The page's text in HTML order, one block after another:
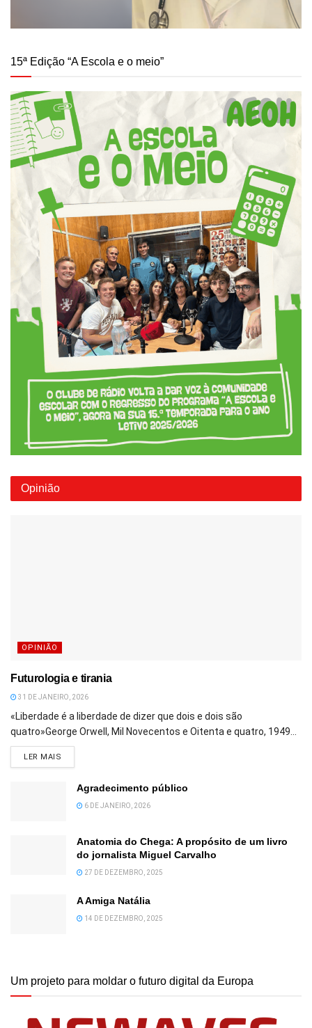
15ª Edição “A Escola e o meio”
Opinião
OPINIÃO
Futurologia e tirania
31 DE JANEIRO, 2026
«Liberdade é a liberdade de dizer que dois e dois são
quatro»George Orwell, Mil Novecentos e Oitenta e quatro, 1949...
LER MAIS
Agradecimento público
6 DE JANEIRO, 2026
Anatomia do Chega: A propósito de um livro
do jornalista Miguel Carvalho
27 DE DEZEMBRO, 2025
A Amiga Natália
14 DE DEZEMBRO, 2025
Um projeto para moldar o futuro digital da Europa